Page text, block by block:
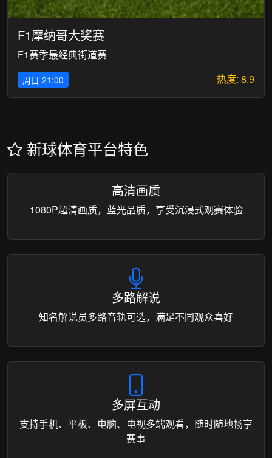
F1摩纳哥大奖赛
F1赛季最经典街道赛
周日 21:00 热度: 8.9
新球体育平台特色
高清画质
1080P超清画质，蓝光品质，享受沉浸式观赛体验
多路解说
知名解说员多路音轨可选，满足不同观众喜好
多屏互动
支持手机、平板、电脑、电视多端观看，随时随地畅享
赛事